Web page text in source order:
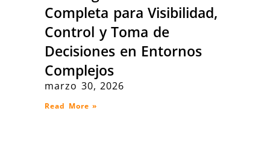
Completa para Visibilidad,
Control y Toma de
Decisiones en Entornos
Complejos
marzo 30, 2026
Read More »